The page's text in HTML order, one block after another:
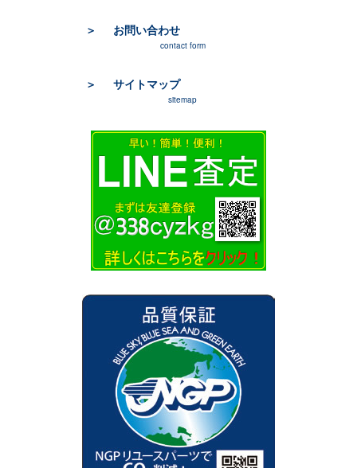
お問い合わせ
contact form
サイトマップ
sitemap